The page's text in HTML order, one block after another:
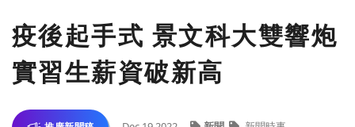
疫後起手式 景文科大雙響炮
實習生薪資破新高